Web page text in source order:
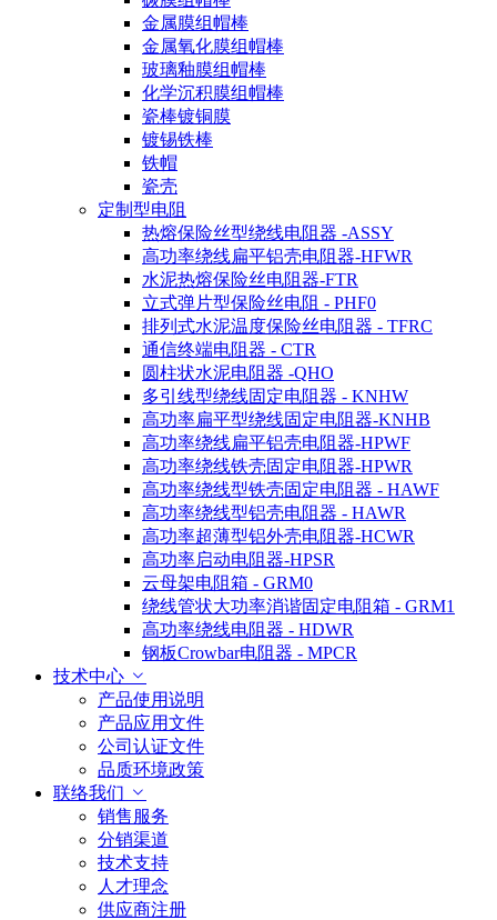
金属膜组帽棒
金属氧化膜组帽棒
玻璃釉膜组帽棒
化学沉积膜组帽棒
瓷棒镀铜膜
镀锡铁棒
铁帽
瓷壳
定制型电阻
热熔保险丝型绕线电阻器 -ASSY
高功率绕线扁平铝壳电阻器-HFWR
水泥热熔保险丝电阻器-FTR
立式弹片型保险丝电阻 - PHF0
排列式水泥温度保险丝电阻器 - TFRC
通信终端电阻器 - CTR
圆柱状水泥电阻器 -QHO
多引线型绕线固定电阻器 - KNHW
高功率扁平型绕线固定电阻器-KNHB
高功率绕线扁平铝壳电阻器-HPWF
高功率绕线铁壳固定电阻器-HPWR
高功率绕线型铁壳固定电阻器 - HAWF
高功率绕线型铝壳电阻器 - HAWR
高功率超薄型铝外壳电阻器-HCWR
高功率启动电阻器-HPSR
云母架电阻箱 - GRM0
绕线管状大功率消谐固定电阻箱 - GRM1
高功率绕线电阻器 - HDWR
钢板Crowbar电阻器 - MPCR
技术中心
产品使用说明
产品应用文件
公司认证文件
品质环境政策
联络我们
销售服务
分销渠道
技术支持
人才理念
供应商注册